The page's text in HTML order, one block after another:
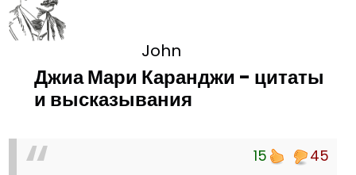
John
Джиа Мари Каранджи - цитаты
и высказывания
15 45